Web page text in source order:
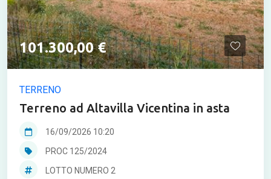
101.300,00 €
TERRENO
Terreno ad Altavilla Vicentina in asta
16/09/2026 10:20
PROC 125/2024
LOTTO NUMERO 2